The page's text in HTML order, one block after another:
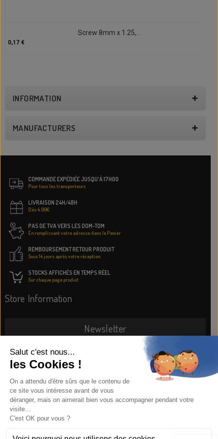
Screw 8mm x 1.25,...
0,17 €
INFORMATION
MANUFACTURERS
COMMANDE EXPÉDIÉE JUSQU'À 17H00
Pour tous les transporteurs
LIVRAISON 24H/48H
Dès 4.99€
PAS DE TVA VERS LES DOM-TOM
En remplissant votre adresse dans le Panier
REMBOURSEMENT RETOUR PRODUIT
Sous 14 jours après votre réception
STOCKS AFFICHÉS EN TEMPS RÉEL
Sur chaque page produit
Store Information
Newsletter
Information